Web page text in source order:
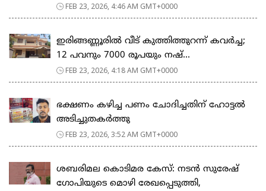
FEB 23, 2026, 4:46 AM GMT+0000
ഇരിങ്ങണ്ണൂരിൽ വീട് കുത്തിത്തുറന്ന് കവർച്ച;
12 പവനും 7000 രൂപയും നഷ്...
FEB 23, 2026, 4:18 AM GMT+0000
ഭക്ഷണം കഴിച്ച പണം ചോദിച്ചതിന് ഹോട്ടൽ
അടിച്ചുതകർത്തു
FEB 23, 2026, 3:52 AM GMT+0000
ശബരിമല കൊടിമര കേസ്: നടൻ സുരേഷ്
ഗോപിയുടെ മൊഴി രേഖപ്പെടുത്തി,